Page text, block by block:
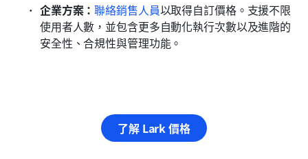
企業方案：聯絡銷售人員以取得自訂價格。支援不限
使用者人數，並包含更多自動化執行次數以及進階的
安全性、合規性與管理功能。
了解 Lark 價格